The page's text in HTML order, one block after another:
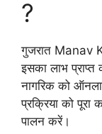
?
गुजरात Manav
इसका लाभ
नागरिक को
प्रक्रिया को
पालन करें।